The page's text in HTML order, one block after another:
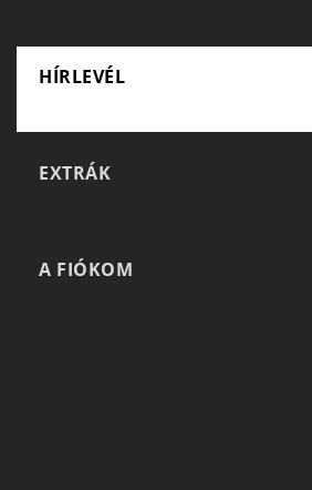
HÍRLEVÉL
EXTRÁK
A FIÓKOM